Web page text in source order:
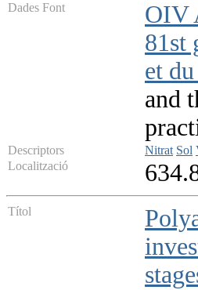
Dades Font
OIV
81st
et
and
Descriptors Nitrat Sol
Localització
Títol